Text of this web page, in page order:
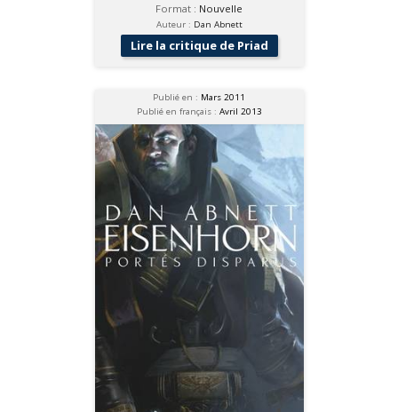
Format : Nouvelle
Auteur : Dan Abnett
Lire la critique de Priad
Publié en : Mars 2011
Publié en français : Avril 2013